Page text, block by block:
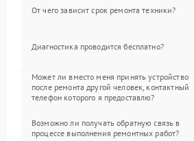
От чего зависит срок ремонта техники?
Диагностика проводится бесплатно?
Может ли вместо меня принять устройство
после ремонта другой человек, контактный
телефон которого я предоставлю?
Возможно ли получать обратную связь в
процессе выполнения ремонтных работ?